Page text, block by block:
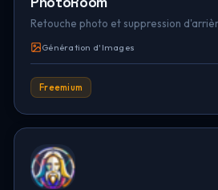
Retouche photo et suppression
Génération d'Images
Freemium